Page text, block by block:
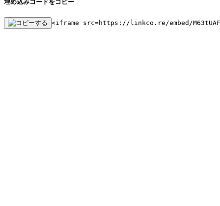
埋め込みコードをコピー
<iframe src=https://linkco.re/embed/